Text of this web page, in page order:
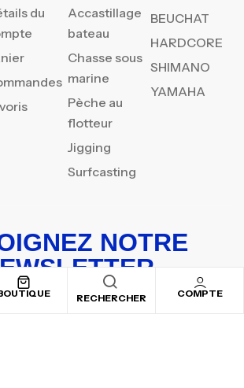
RECHERCHER COMPTE
du
Accastillage
bateau
Chasse sous
marine
Pèche au
flotteur
Jigging
Surfcasting
BEUCHAT
HARDCORE
SHIMANO
YAMAHA
NOTRE
pour recevoir nos offres spéciales